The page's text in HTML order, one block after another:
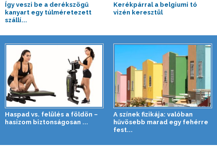
Így veszi be a derékszögű
kanyart egy túlméretezett
szállí...
Kerékpárral a belgiumi tó
vizén keresztül
Haspad vs. felülés a földön –
hasizom biztonságosan ...
A színek fizikája: valóban
hűvösebb marad egy fehérre
fest...